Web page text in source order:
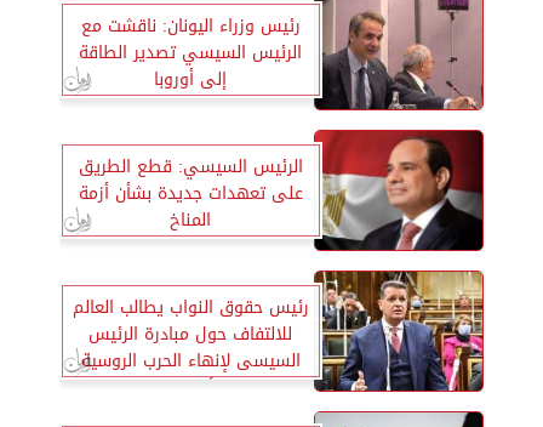
رئيس وزراء اليونان: ناقشت مع
الرئيس السيسي تصدير الطاقة
إلى أوروبا
الرئيس السيسي: قطع الطريق
على تعهدات جديدة بشأن أزمة
المناخ
رئيس حقوق النواب يطالب العالم
للالتفاف حول مبادرة الرئيس
السيسى لإنهاء الحرب الروسية
الأوكرانية